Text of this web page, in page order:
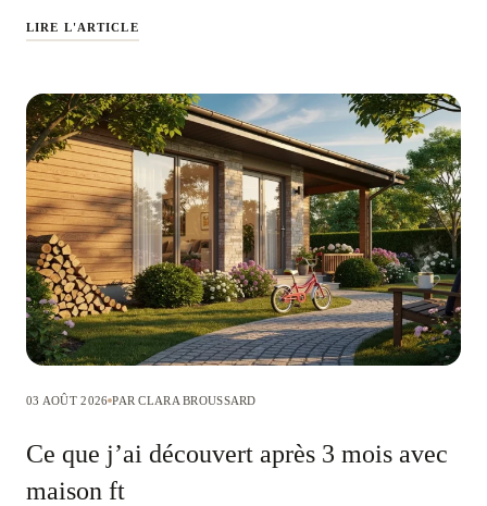
LIRE L'ARTICLE
03 AOÛT 2026 PAR CLARA BROUSSARD
Ce que j’ai découvert après 3 mois avec
maison ft